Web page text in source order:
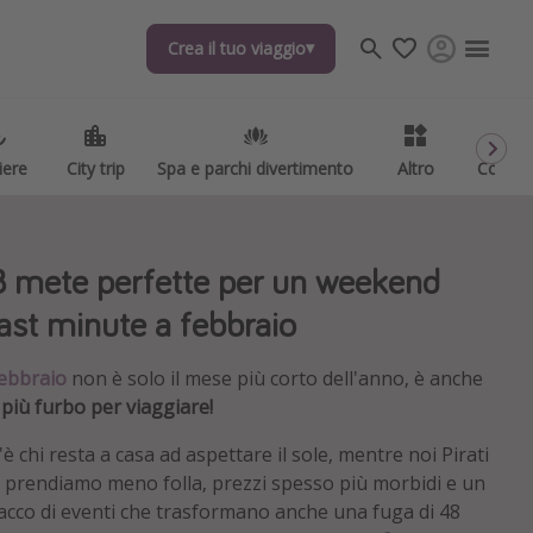
Crea il tuo viaggio
City trip Spa e parchi divertimento Altro Codici
Crea il tuo viaggio
City trip Spa e parchi divertimento Altro Codici
mete perfette per un weekend
minute a febbraio
non è solo il mese più corto dell'anno, è anche
furbo per viaggiare!
chi resta a casa ad aspettare il sole, mentre noi Pirati
prendiamo meno folla, prezzi spesso più morbidi e un
di eventi che trasformano anche una fuga di 48